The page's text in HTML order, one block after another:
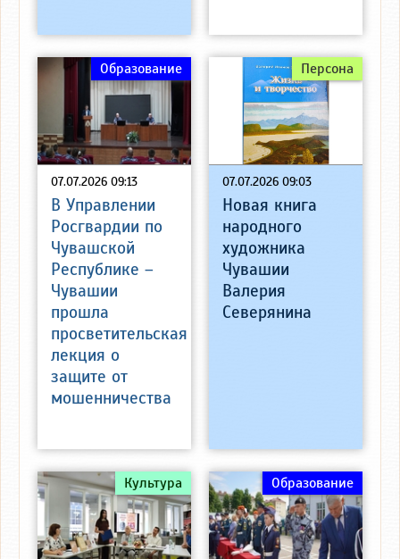
07.07.2026 09:13
Образование
В Управлении
Росгвардии по
Чувашской
Республике –
Чувашии
прошла
просветительская
лекция о
защите от
мошенничества
07.07.2026 09:03
Персона
Новая книга
народного
художника
Чувашии
Валерия
Северянина
Культура Образование